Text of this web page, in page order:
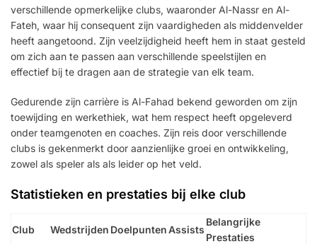
verschillende opmerkelijke clubs, waaronder Al-Nassr en Al-
Fateh, waar hij consequent zijn vaardigheden als middenvelder
heeft aangetoond. Zijn veelzijdigheid heeft hem in staat gesteld
om zich aan te passen aan verschillende speelstijlen en
effectief bij te dragen aan de strategie van elk team.
Gedurende zijn carrière is Al-Fahad bekend geworden om zijn
toewijding en werkethiek, wat hem respect heeft opgeleverd
onder teamgenoten en coaches. Zijn reis door verschillende
clubs is gekenmerkt door aanzienlijke groei en ontwikkeling,
zowel als speler als als leider op het veld.
Statistieken en prestaties bij elke club
Club Wedstrijden DoelpuntenAssists
Belangrijke
Prestaties